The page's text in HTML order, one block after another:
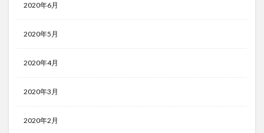
2020年6月
2020年5月
2020年4月
2020年3月
2020年2月